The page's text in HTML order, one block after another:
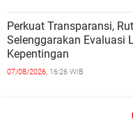
Perkuat Transparansi,
Selenggarakan Evaluasi
Kepentingan
07/08/2026, 16:26 WIB